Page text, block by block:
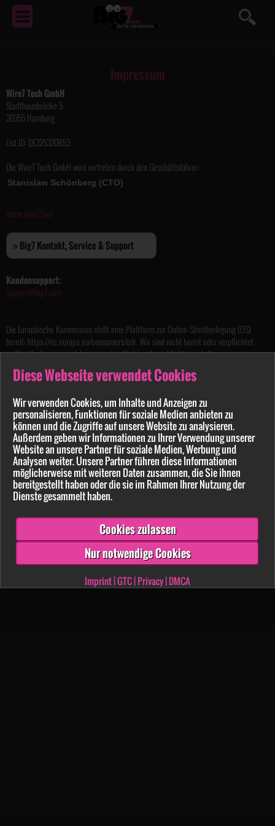
Diese Webseite verwendet Cookies
Wir verwenden Cookies, um Inhalte und Anzeigen zu
personalisieren, Funktionen für soziale Medien anbieten zu
können und die Zugriffe auf unsere Website zu analysieren.
Außerdem geben wir Informationen zu Ihrer Verwendung unserer
Website an unsere Partner für soziale Medien, Werbung und
Analysen weiter. Unsere Partner führen diese Informationen
möglicherweise mit weiteren Daten zusammen, die Sie ihnen
bereitgestellt haben oder die sie im Rahmen Ihrer Nutzung der
Dienste gesammelt haben.
Cookies zulassen
Nur notwendige Cookies
Imprint|GTC|Privacy|DMCA
EROTIKVON NEBENAN ...
Impressum
Wire7 Tech GmbH
Stadthausbrücke 5
20355 Hamburg
Ust.ID: DE325320853
Die Wire7 Tech GmbH wird vertreten durch den Geschäftsführer:
www.wire7.net
» Big7 Kontakt, Service & Support
Kundensupport:
support@big7.com
Die Europäische Kommission stellt eine Plattform zur Online-Streitbeilegung (OS)
bereit: https://ec.europa.eu/consumers/odr. Wir sind nicht bereit oder verpflichtet,
an Streitbeilegungsverfahren vor einer Verbraucherschlichtungsstelle
teilzunehmen.
Registergericht: Amtsgericht Hamburg
Sitz der Gesellschaft: Hamburg
Jugendschutzbeauftragter gemäß §7 Jugendmedienschutz-Staatsvertrag
nach dem Recht der Bundesrepublik Deutschland
Rechtsanwalt Marko Dörre
Marienstraße 8
10117 Berlin, Germany
Tel.:+49 (0) 30 400 544 99
Fax.:+49 (0) 30 400 544 98
für verwendete Grafiken diverser Bildarchive auf
Big7.com
halten wir zur besseren Lesbarkeit auf einer separaten Seite vor.